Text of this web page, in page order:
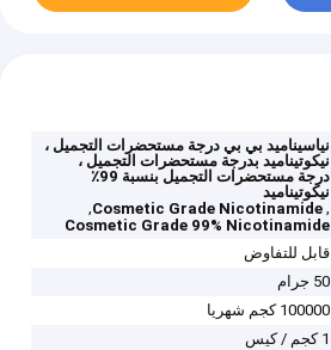
نياسيناميد بي بي درجة مستحضرات التجميل ،
نيكوتيناميد بدرجة مستحضرات التجميل ،
درجة مستحضرات التجميل بنسبة 99٪
نيكوتيناميد
,
Cosmetic Grade Nicotinamide
,
Cosmetic Grade 99% Nicotinamide
قابل للتفاوض
50 جرام
100000 كجم شهريا
1 كجم / كيس